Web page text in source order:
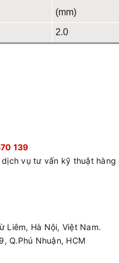
(mm)
2.0
139
vụ tư vấn kỹ thuật hàng
Liêm, Hà Nội, Việt Nam.
Q.Phú Nhuận, HCM